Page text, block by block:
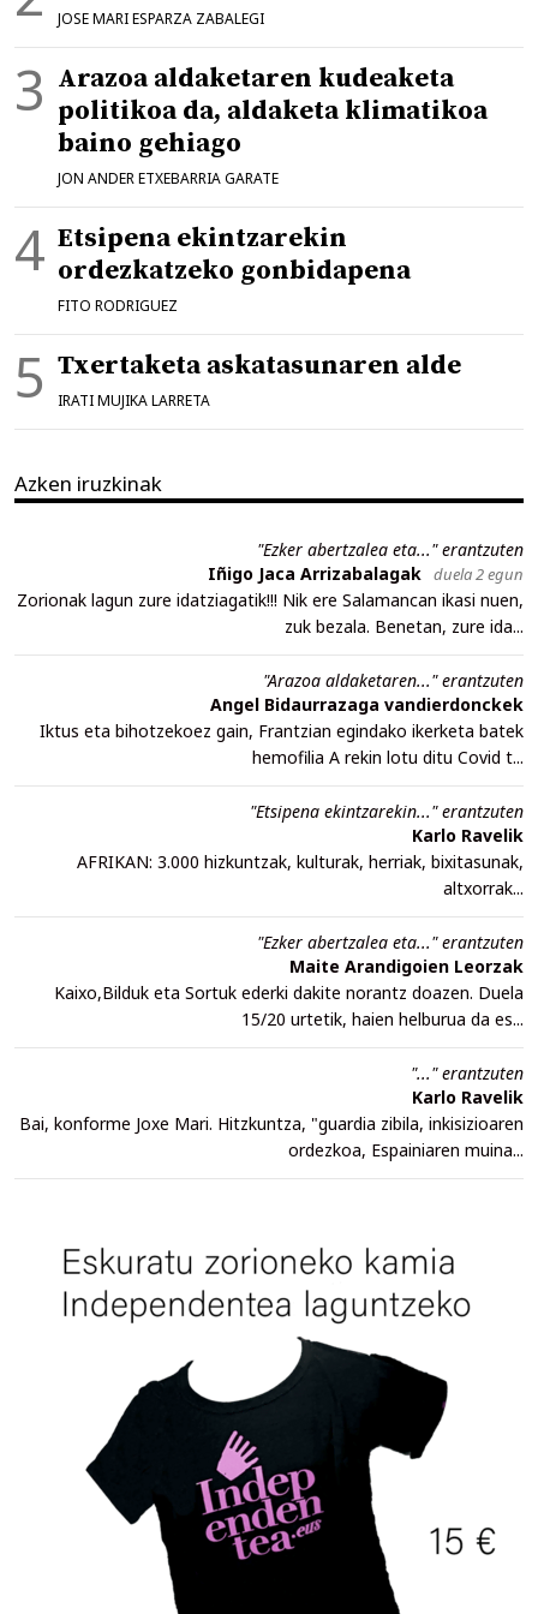
JOSE MARI ESPARZA ZABALEGI
Arazoa aldaketaren kudeaketa
politikoa da, aldaketa klimatikoa
baino gehiago
JON ANDER ETXEBARRIA GARATE
Etsipena ekintzarekin
ordezkatzeko gonbidapena
FITO RODRIGUEZ
Txertaketa askatasunaren alde
IRATI MUJIKA LARRETA
Azken iruzkinak
"Ezker abertzalea eta..." erantzuten
Iñigo Jaca Arrizabalagak duela 2 egun
Zorionak lagun zure idatziagatik!!! Nik ere Salamancan ikasi nuen,
zuk bezala. Benetan, zure ida...
"Arazoa aldaketaren..." erantzuten
Angel Bidaurrazaga vandierdonckek
Iktus eta bihotzekoez gain, Frantzian egindako ikerketa batek
hemofilia A rekin lotu ditu Covid t...
"Etsipena ekintzarekin..." erantzuten
Karlo Ravelik
AFRIKAN: 3.000 hizkuntzak, kulturak, herriak, bixitasunak,
altxorrak...
"Ezker abertzalea eta..." erantzuten
Maite Arandigoien Leorzak
Kaixo,Bilduk eta Sortuk ederki dakite norantz doazen. Duela
15/20 urtetik, haien helburua da es...
"..." erantzuten
Karlo Ravelik
Bai, konforme Joxe Mari. Hitzkuntza, "guardia zibila, inkisizioaren
ordezkoa, Espainiaren muina...